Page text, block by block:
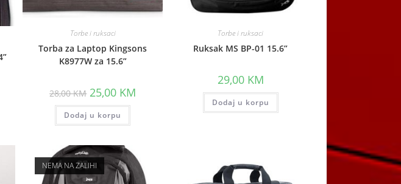
Torbe i ruksaci
Torba za Laptop Kingsons
K8977W za 15.6”
28,00KM Original
price
was:
28,00 KM.
25,00 KM
Dodaj u korpu
Torbe i ruksaci
Ruksak MS BP-01 15.6”
29,00 KM
Dodaj u korpu
NEMA NA ZALIHI